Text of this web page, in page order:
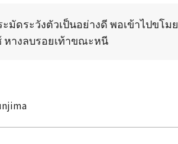
ะมัดระวังตัวเป็นอย่างดี พอเข้าไปขโมย
หางลบรอยเท้าขณะหนี